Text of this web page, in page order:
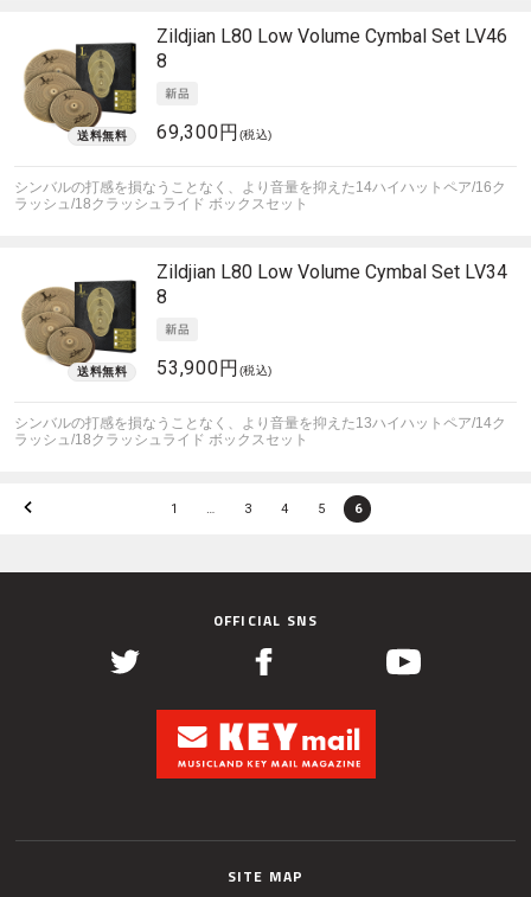
Zildjian L80 Low Volume Cymbal Set LV46
8
69,300円 (税込)
シンバルの打感を損なうことなく、より音量を抑えた14ハイハットペア/16ク
ラッシュ/18クラッシュライド ボックスセット
Zildjian L80 Low Volume Cymbal Set LV34
8
53,900円 (税込)
シンバルの打感を損なうことなく、より音量を抑えた13ハイハットペア/14ク
ラッシュ/18クラッシュライド ボックスセット
1 … 3 4 5 6
OFFICIAL SNS
SITE MAP